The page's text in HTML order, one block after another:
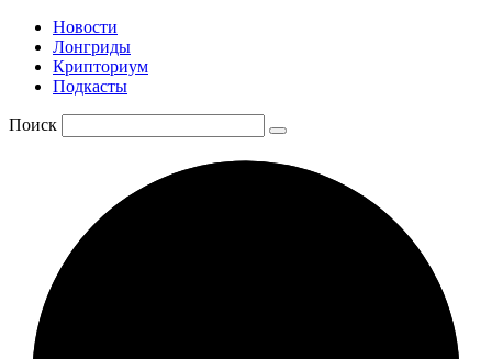
Новости
Лонгриды
Крипториум
Подкасты
Поиск